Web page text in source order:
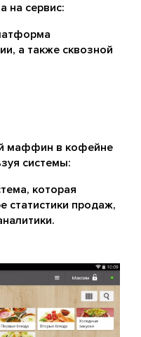
на сервис:
а также сквозной
маффин в кофейне
системы:
которая
статистики продаж,